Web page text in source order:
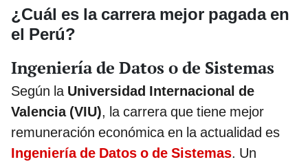
¿Cuál es la carrera mejor pagada en
el Perú?
Ingeniería de Datos o de Sistemas
Según la Universidad Internacional de
Valencia (VIU), la carrera que tiene mejor
remuneración económica en la actualidad es
Ingeniería de Datos o de Sistemas. Un